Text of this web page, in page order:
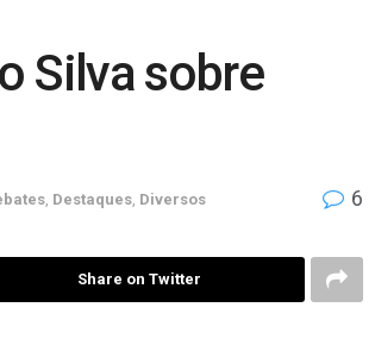
Silva sobre
Destaques Diversos 6
Share on Twitter